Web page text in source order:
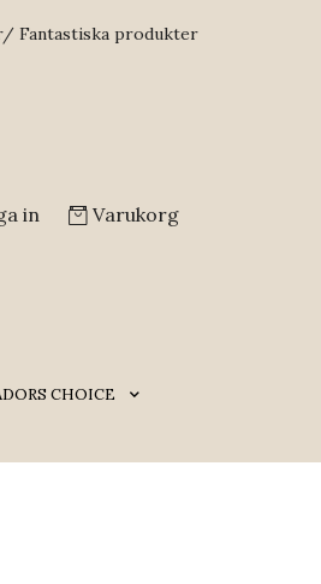
Fantastiska produkter
in Varukorg
CHOICE